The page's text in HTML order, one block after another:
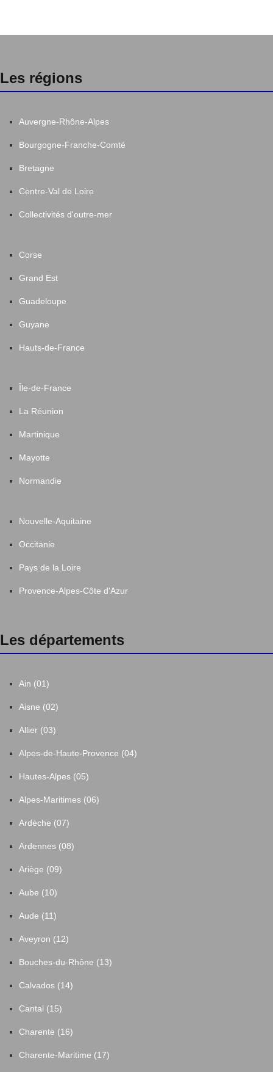
Les régions
Auvergne-Rhône-Alpes
Bourgogne-Franche-Comté
Bretagne
Centre-Val de Loire
Collectivités d'outre-mer
Corse
Grand Est
Guadeloupe
Guyane
Hauts-de-France
Île-de-France
La Réunion
Martinique
Mayotte
Normandie
Nouvelle-Aquitaine
Occitanie
Pays de la Loire
Provence-Alpes-Côte d'Azur
Les départements
Ain (01)
Aisne (02)
Allier (03)
Alpes-de-Haute-Provence (04)
Hautes-Alpes (05)
Alpes-Maritimes (06)
Ardèche (07)
Ardennes (08)
Ariège (09)
Aube (10)
Aude (11)
Aveyron (12)
Bouches-du-Rhône (13)
Calvados (14)
Cantal (15)
Charente (16)
Charente-Maritime (17)